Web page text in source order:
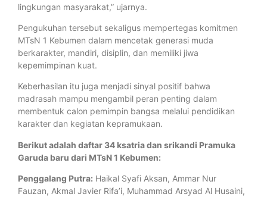
lingkungan masyarakat,” ujarnya.
Pengukuhan tersebut sekaligus mempertegas komitmen
MTsN 1 Kebumen dalam mencetak generasi muda
berkarakter, mandiri, disiplin, dan memiliki jiwa
kepemimpinan kuat.
Keberhasilan itu juga menjadi sinyal positif bahwa
madrasah mampu mengambil peran penting dalam
membentuk calon pemimpin bangsa melalui pendidikan
karakter dan kegiatan kepramukaan.
Berikut adalah daftar 34 ksatria dan srikandi Pramuka
Garuda baru dari MTsN 1 Kebumen:
Penggalang Putra: Haikal Syafi Aksan, Ammar Nur
Fauzan, Akmal Javier Rifa’i, Muhammad Arsyad Al Husaini,